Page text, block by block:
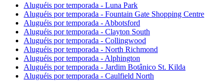
Aluguéis por temporada - Luna Park
Aluguéis por temporada - Fountain Gate Shopping Centre
Aluguéis por temporada - Abbotsford
Aluguéis por temporada - Clayton South
Aluguéis por temporada - Collingwood
Aluguéis por temporada - North Richmond
Aluguéis por temporada - Alphington
Aluguéis por temporada - Jardim Botânico St. Kilda
Aluguéis por temporada - Caulfield North